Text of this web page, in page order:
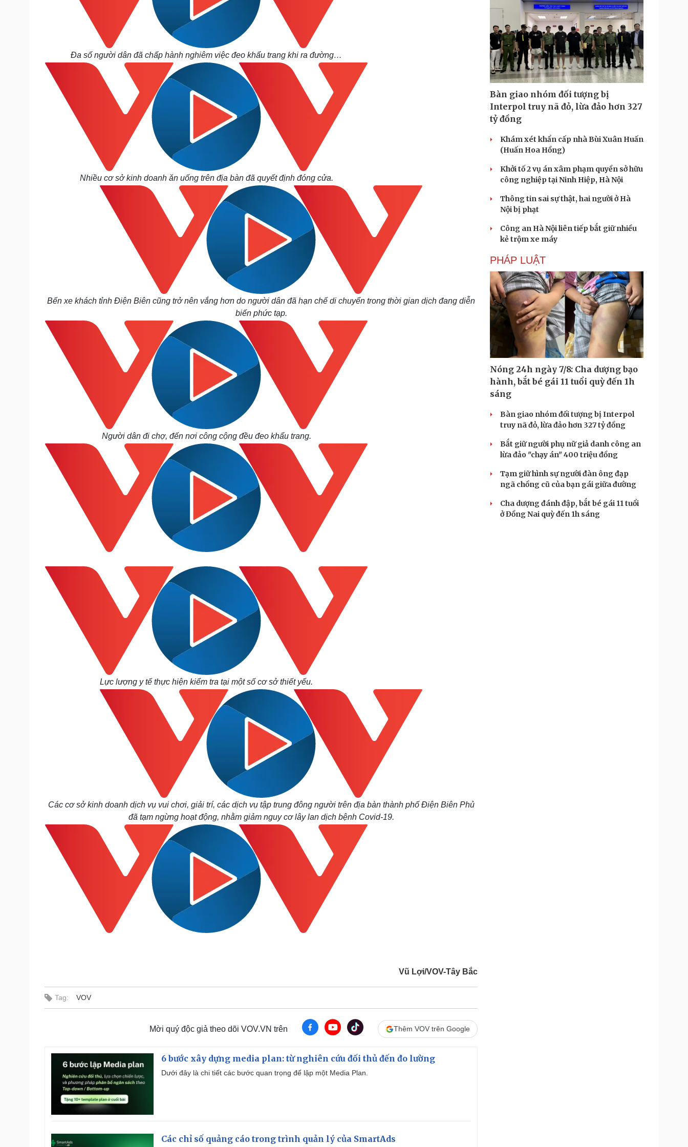
Đa số người dân đã chấp hành nghiêm việc đeo khẩu trang khi ra đường…
Nhiều cơ sở kinh doanh ăn uống trên địa bàn đã quyết định đóng cửa.
Bến xe khách tỉnh Điện Biên cũng trở nên vắng hơn do người dân đã hạn chế di chuyển trong thời gian dịch đang diễn
biến phức tạp.
Người dân đi chợ, đến nơi công cộng đều đeo khẩu trang.
Lực lượng y tế thực hiện kiểm tra tại một số cơ sở thiết yếu.
Các cơ sở kinh doanh dịch vụ vui chơi, giải trí, các dịch vụ tập trung đông người trên địa bàn thành phố Điện Biên Phủ
đã tạm ngừng hoạt động, nhằm giảm nguy cơ lây lan dịch bệnh Covid-19.
Vũ Lợi/VOV-Tây Bắc
Tag: VOV
Mời quý độc giả theo dõi VOV.VN trên Thêm VOV trên Google
6 bước xây dựng media plan: từ nghiên cứu đối thủ đến đo lường
Dưới đây là chi tiết các bước quan trọng để lập một Media Plan.
Các chỉ số quảng cáo trong trình quản lý của SmartAds
Bàn giao nhóm đối tượng bị
Interpol truy nã đỏ, lừa đảo hơn 327
tỷ đồng
Khám xét khẩn cấp nhà Bùi Xuân Huấn
(Huấn Hoa Hồng)
Khởi tố 2 vụ án xâm phạm quyền sở hữu
công nghiệp tại Ninh Hiệp, Hà Nội
Thông tin sai sự thật, hai người ở Hà
Nội bị phạt
Công an Hà Nội liên tiếp bắt giữ nhiều
kẻ trộm xe máy
PHÁP LUẬT
Nóng 24h ngày 7/8: Cha dượng bạo
hành, bắt bé gái 11 tuổi quỳ đến 1h
sáng
Bàn giao nhóm đối tượng bị Interpol
truy nã đỏ, lừa đảo hơn 327 tỷ đồng
Bắt giữ người phụ nữ giả danh công an
lừa đảo "chạy án" 400 triệu đồng
Tạm giữ hình sự người đàn ông đạp
ngã chồng cũ của bạn gái giữa đường
Cha dượng đánh đập, bắt bé gái 11 tuổi
ở Đồng Nai quỳ đến 1h sáng